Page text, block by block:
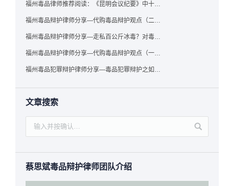
福州毒品律师推荐阅读：《昆明会议纪要》中十个“意想不到”的规定
福州毒品辩护律师分享—代购毒品辩护观点（二）——“牟利”之辩
福州毒品辩护律师分享—走私百公斤冰毒？对毒品缺失型走私毒品罪案件，该如何有效辩护
福州毒品辩护律师分享—代购毒品辩护观点（一）——“真假”之辩
福州毒品犯罪辩护律师分享—毒品犯罪辩护之如何提炼言辞证据
文章搜索
蔡思斌毒品辩护律师团队介绍